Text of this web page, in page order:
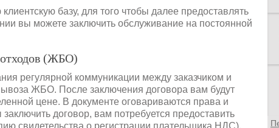
базу, для того чтобы далее предоставлять
вы можете заключить обслуживание на постоянной
(ЖБО)
регулярной коммуникации между заказчиком и
ЖБО. После заключения договора вам будут
цене. В документе оговариваются права и
договор, вам потребуется предоставить
свидетельства о регистрации плательщика НДС).